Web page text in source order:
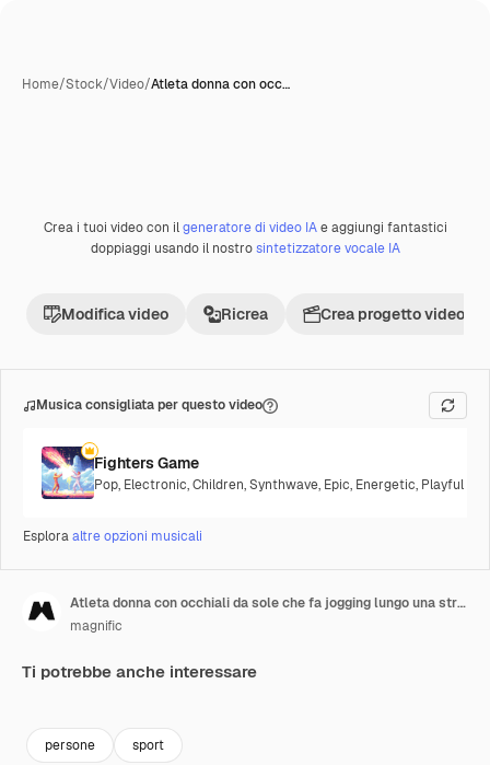
Home/Stock/Video/Atleta donna con occ…
Crea i tuoi video con ilgeneratore di video IAe aggiungi fantastici
doppiaggi usando il nostrosintetizzatore vocale IA
Modifica video Ricrea Crea progetto video
Musica consigliata per questo video
Fighters Game
Pop, Electronic,Children,Synthwave, Epic, Energetic, Playful
Esploraaltre opzioni musicali
Atleta donna con occhiali da sole che fa jogging lungo una strada costiera
magnific
Ti potrebbe anche interessare
persone sport